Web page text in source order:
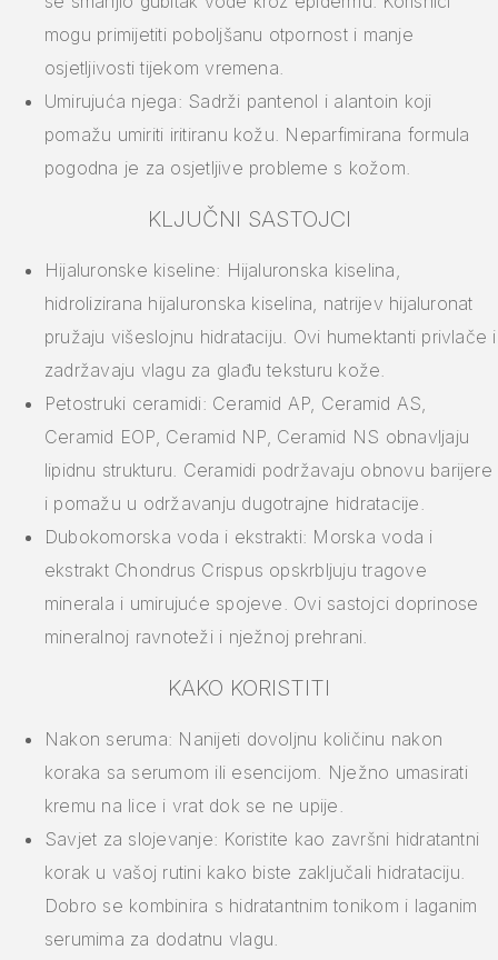
mogu primijetiti poboljšanu otpornost i manje
osjetljivosti tijekom vremena.
Umirujuća njega: Sadrži pantenol i alantoin koji
pomažu umiriti iritiranu kožu. Neparfimirana formula
pogodna je za osjetljive probleme s kožom.
KLJUČNI SASTOJCI
Hijaluronske kiseline: Hijaluronska kiselina,
hidrolizirana hijaluronska kiselina, natrijev hijaluronat
pružaju višeslojnu hidrataciju. Ovi humektanti privlače i
zadržavaju vlagu za glađu teksturu kože.
Petostruki ceramidi: Ceramid AP, Ceramid AS,
Ceramid EOP, Ceramid NP, Ceramid NS obnavljaju
lipidnu strukturu. Ceramidi podržavaju obnovu barijere
i pomažu u održavanju dugotrajne hidratacije.
Dubokomorska voda i ekstrakti: Morska voda i
ekstrakt Chondrus Crispus opskrbljuju tragove
minerala i umirujuće spojeve. Ovi sastojci doprinose
mineralnoj ravnoteži i nježnoj prehrani.
KAKO KORISTITI
Nakon seruma: Nanijeti dovoljnu količinu nakon
koraka sa serumom ili esencijom. Nježno umasirati
kremu na lice i vrat dok se ne upije.
Savjet za slojevanje: Koristite kao završni hidratantni
korak u vašoj rutini kako biste zaključali hidrataciju.
Dobro se kombinira s hidratantnim tonikom i laganim
serumima za dodatnu vlagu.